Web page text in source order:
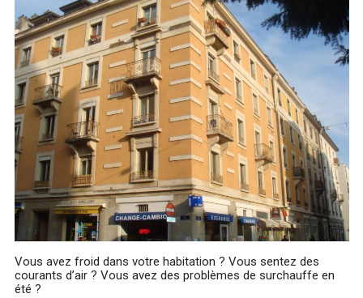
Vous avez froid dans votre habitation ? Vous sentez des
courants d’air ? Vous avez des problèmes de surchauffe en
été ?